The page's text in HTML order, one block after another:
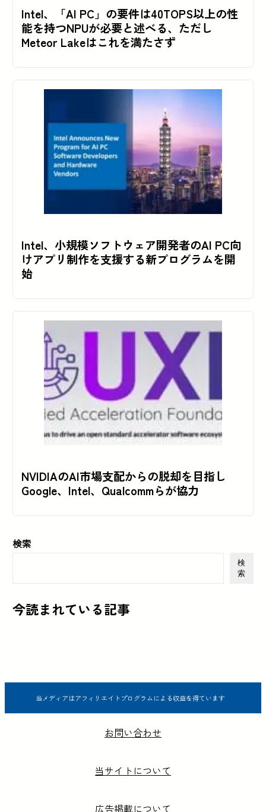
Intel、「AI PC」の要件は40TOPS以上の性
能を持つNPUが必要と述べる、ただし
Meteor Lakeはこれを満たさず
Intel、小規模ソフトウェア開発者のAI PC向
けアプリ制作を支援する新プログラムを開
始
NVIDIAのAI市場支配からの脱却を目指し
Google、Intel、Qualcommらが協力
検索
検
索
今読まれている記事
当メディアはアフィリエイトプログラムによる収益を得ています
お問い合わせ
当サイトについて
広告掲載について